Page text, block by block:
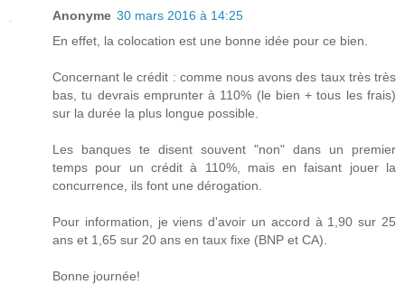
Anonyme 30 mars 2016 à 14:25
En effet, la colocation est une bonne idée pour ce bien.
Concernant le crédit : comme nous avons des taux très très
bas, tu devrais emprunter à 110% (le bien + tous les frais)
sur la durée la plus longue possible.
Les banques te disent souvent "non" dans un premier
temps pour un crédit à 110%, mais en faisant jouer la
concurrence, ils font une dérogation.
Pour information, je viens d'avoir un accord à 1,90 sur 25
ans et 1,65 sur 20 ans en taux fixe (BNP et CA).
Bonne journée!